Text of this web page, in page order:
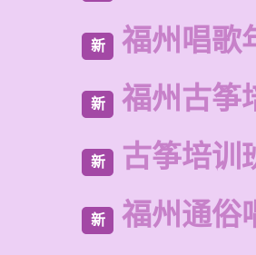
新 福州唱歌
新 福州古筝
新 古筝培训
新 福州通俗